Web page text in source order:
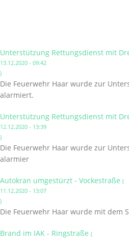
Unterstützung Rettungsdienst mit
13.12.2020 - 09:42
)
Die Feuerwehr Haar wurde zur
alarmiert.
Unterstützung Rettungsdienst mit
12.12.2020 - 13:39
)
Die Feuerwehr Haar wurde zur
alarmier
Autokran umgestürzt - Vockestraße (
11.12.2020 - 13:07
)
Die Feuerwehr Haar wurde mit dem
Brand im IAK - Ringstraße (